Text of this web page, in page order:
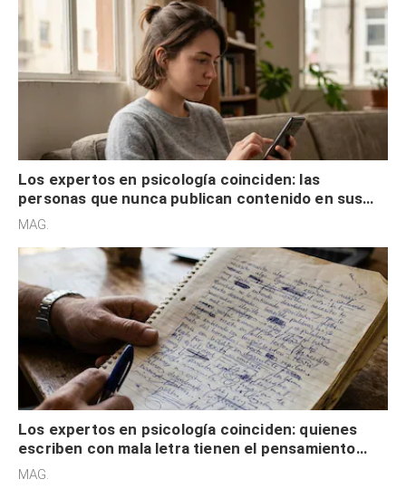
Los expertos en psicología coinciden: las
personas que nunca publican contenido en sus
redes sociales no pretenden buscar validación
MAG.
Los expertos en psicología coinciden: quienes
escriben con mala letra tienen el pensamiento
acelerado y no lo hacen por desinterés
MAG.